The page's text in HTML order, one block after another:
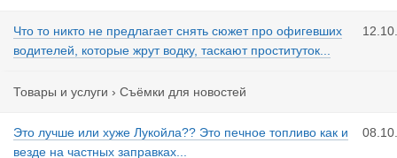
Что то никто не предлагает снять сюжет про офигевших
водителей, которые жрут водку, таскают проституток...
Товары и услуги › Съёмки для новостей
Это лучше или хуже Лукойла?? Это печное топливо как и
везде на частных заправках...